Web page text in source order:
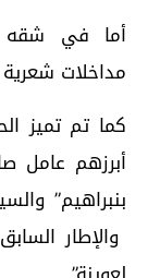
أما في شقه
مداخلات
كما تم تميز
أبرزهم عامل
بنبراهيم”
والإطار